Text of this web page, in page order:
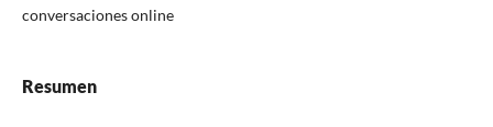
conversaciones online
Resumen